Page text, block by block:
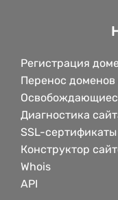
Регистрация
Перенос доменов
Диагностика
SSL-сертификаты
Конструктор
Whois
API